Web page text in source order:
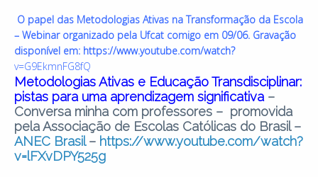
O papel das Metodologias Ativas na Transformação da Escola
– Webinar organizado pela Ufcat comigo em 09/06. Gravação
disponível em: https://www.youtube.com/watch?
v=G9EkmnFG8fQ
Metodologias Ativas e Educação Transdisciplinar:
pistas para uma aprendizagem significativa–
Conversa minha com professores – promovida
pela Associação de Escolas Católicas do Brasil –
ANEC Brasil– https://www.youtube.com/watch?
v=lFXvDPY525g